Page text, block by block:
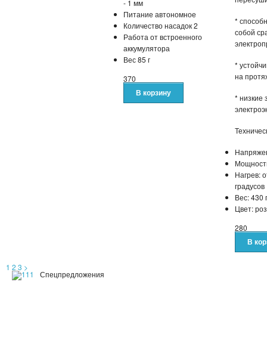
- 1 мм
Питание автономное
Количество насадок 2
Работа от встроенного
аккумулятора
Вес 85 г
370
*
собой
*
на
* низкие
Нагрев:
градусов
Вес: 430
Цвет:
280
1 2 3 >
Спецпредложения